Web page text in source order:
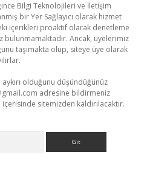
Bilgi Teknolojileri ve İletişim
bir Yer Sağlayıcı olarak hizmet
içerikleri proaktif olarak denetleme
bulunmamaktadır. Ancak, üyelerimiz
taşımakta olup, siteye üye olarak
olduğunu düşündüğünüz
adresine bildirmeniz
sitemizden kaldırılacaktır.